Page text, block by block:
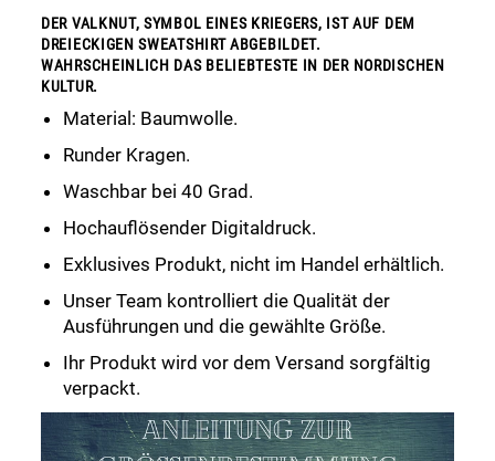
DER VALKNUT, SYMBOL EINES KRIEGERS, IST AUF DEM
DREIECKIGEN SWEATSHIRT ABGEBILDET.
WAHRSCHEINLICH DAS BELIEBTESTE IN DER NORDISCHEN
KULTUR.
Material: Baumwolle.
Runder Kragen.
Waschbar bei 40 Grad.
Hochauflösender Digitaldruck.
Exklusives Produkt, nicht im Handel erhältlich.
Unser Team kontrolliert die Qualität der
Ausführungen und die gewählte Größe.
Ihr Produkt wird vor dem Versand sorgfältig
verpackt.